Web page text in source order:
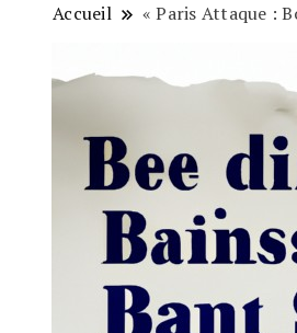
Accueil « Paris Attaque :